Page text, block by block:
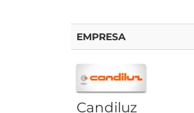
EMPRESA
Candiluz